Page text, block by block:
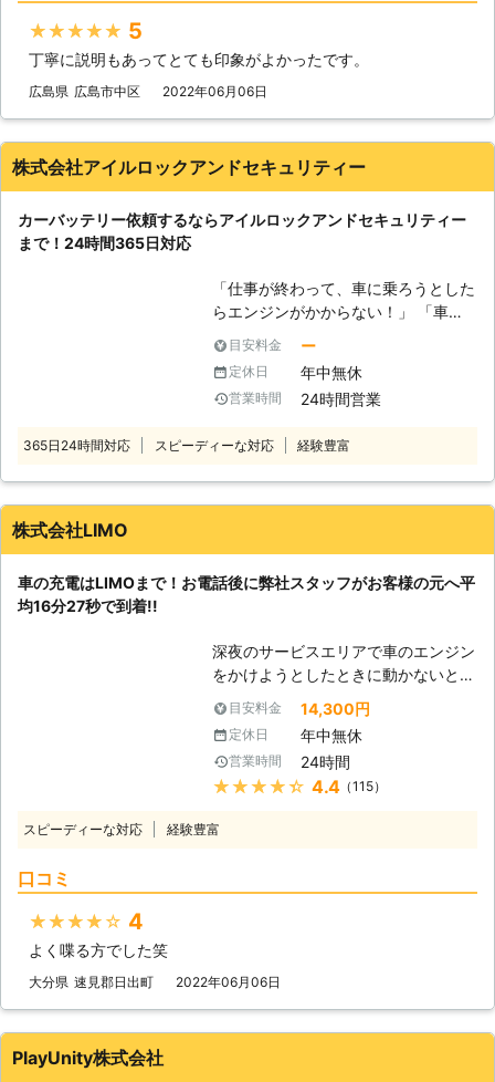
てしまったからです。車のエンジンは
バッテリー内の電気を利用して動きだ
す。 またエンジンだけではなくカー
ナビやオーディオといった、電気を利
って動かなくなってしまいます。
できます 車のバッテリーが上がって
しまったことに気づくのは、車を運転
しようとしたけれどうんともすんとも
動かないときです。実際に運転をしよ
うとしたその瞬間に気が付くので、時
間的に余裕がないことも多いでしょ
社クイックキャット」の出番です！弊
社は、24時間365日対応していま
す。毎日いつでもお客様のご依頼に備
らご連絡があったときに迅速に駆けつ
けることができるのです。 また最短
30分で対応できるので、バッテリー
らせることが可能です。お客様がすぐ
にでも運転ができる状況になるように
努めさせていただきますので、車のバ
ッテリーが上がった時はぜひ弊社をご
利用くださいませ。
★★★★★ 5
丁寧に説明もあってとても印象がよかったです。
広島県 広島市中区 2022年06月06日
株式会社アイルロックアンドセキュリティー
カーバッテリー依頼するならアイルロックアンドセキュリティー
まで！24時間365日対応
「仕事が終わって、車に乗ろうとした
らエンジンがかからない！」 「車泊
していたがライトを点灯したまま眠っ
てしまい、バッテリーが上がってしま
った」 「早く帰りたいのに、子供を
迎えに行って車に戻ってみたらエンジ
ンジンがかからなくなってしまって困
その場に立ち往生してしまいます。そ
まって大変です。 そんなときは、弊
社「株式会社アイルロックアンドセキ
ュリティー」がお助けいたします！
【お電話1本ですぐに駆け付けま
す！】 弊社は、24時間365日対応し
ているので、いつでもご連絡いただけ
ればすぐにお客様の元へ駆け付けて、
車のバッテリー上がりを解決すること
バッテリー上がりを解決する方法、弊
る順番を間違えてしまうと、引火して
しまって火災を引き起こす恐れがあり
ます。そのためバッテリー上がりを解
目安料金 ー
定休日 年中無休
営業時間 24時間営業
365日24時間対応 スピーディーな対応 経験豊富
株式会社LIMO
車の充電はLIMOまで！お電話後に弊社スタッフがお客様の元へ平
均16分27秒で到着!!
深夜のサービスエリアで車のエンジン
をかけようとしたときに動かないと、
困ってしまいますよね。エンジンがか
からなければ自宅にも帰れない、観光
もできないので八方塞がりです。 そ
んなときこそ、弊社「LＩMO」がお
客様の元へすぐに駆けつけてお助けし
電話をいただいたてから平均16分27
を何度も反復すると、作業内容を覚え
目安料金 14,300円
定休日 年中無休
営業時間 24時間
★★★★★ 4.4（115）
スピーディーな対応 経験豊富
口コミ
★★★★★ 4
よく喋る方でした笑
大分県 速見郡日出町 2022年06月06日
PlayUnity株式会社